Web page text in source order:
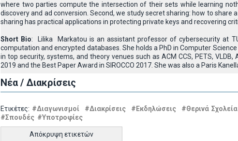
where two parties compute the intersection of their sets while learning
discovery and ad conversion. Second, we study secret sharing: how to share
sharing has practical applications in protecting private keys and recovering
Short Bio: Lilika Markatou is an assistant professor of cybersecurity at
computation and encrypted databases. She holds a PhD in Computer
in top security, systems, and theory venues such as ACM CCS, PETS,
2019 and the Best Paper Award in SIROCCO 2017. She was also a Paris
Νέα / Διακρίσεις
Ετικέτες: #Διαγωνισμοί #Διακρίσεις #Εκδηλώσεις #Θερινά Σχολεία
#Σπουδές #Υποτροφίες
Απόκρυψη ετικετών